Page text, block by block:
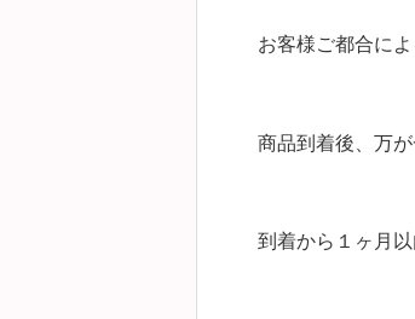
お客様ご都合に
商品到着後、万
到着から１ヶ月